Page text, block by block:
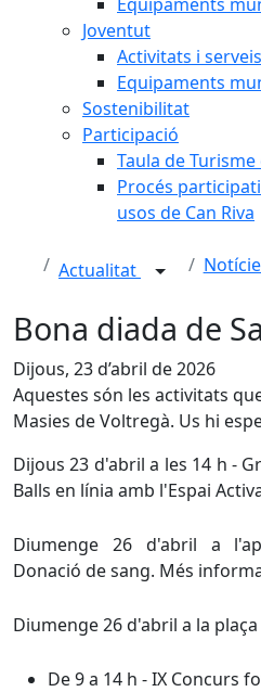
Joventut
Activitats i serveis
Equipaments
Sostenibilitat
Participació
Taula de
Procés
usos de Can Riva
Actualitat
Bona diada de
Dijous, 23 d’abril de 2026
Aquestes són les activitats
Masies de Voltregà. Us hi
Dijous 23 d'abril a les 14 h -
Balls en línia amb l'Espai
Diumenge 26 d'abril a
Donació de sang. Més
Diumenge 26 d'abril a la
De 9 a 14 h - IX Concurs